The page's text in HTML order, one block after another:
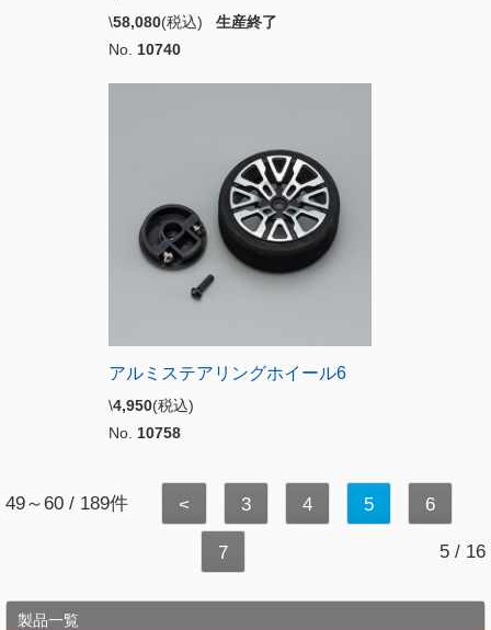
\58,080(税込) 生産終了
No. 10740
アルミステアリングホイール6
\4,950(税込)
No. 10758
49～60 / 189件 < 3 4 5 6
7 5 / 16
製品一覧